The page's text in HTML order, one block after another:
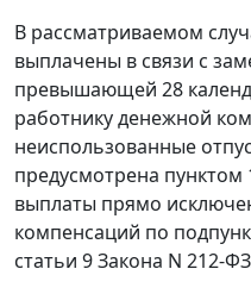
В рассматриваемом
выплачены в связи с
превышающей 28
работнику денежной
неиспользованные
предусмотрена пунктом
выплаты прямо
компенсаций по
статьи 9Закона N 212-